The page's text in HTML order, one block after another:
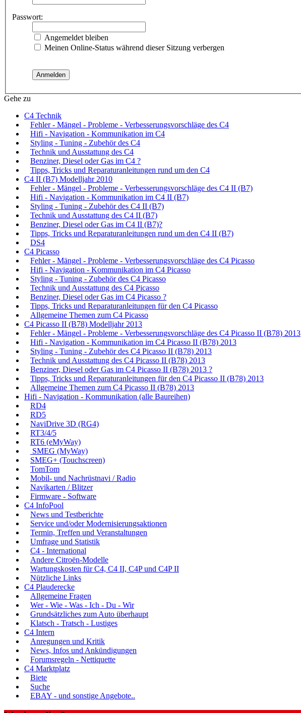
Passwort:
Angemeldet bleiben
Meinen Online-Status während dieser Sitzung verbergen
Gehe zu
C4 Technik
Fehler - Mängel - Probleme - Verbesserungsvorschläge des C4
Hifi - Navigation - Kommunikation im C4
Styling - Tuning - Zubehör des C4
Technik und Ausstattung des C4
Benziner, Diesel oder Gas im C4 ?
Tipps, Tricks und Reparaturanleitungen rund um den C4
C4 II (B7) Modelljahr 2010
Fehler - Mängel - Probleme - Verbesserungsvorschläge des C4 II (B7)
Hifi - Navigation - Kommunikation im C4 II (B7)
Styling - Tuning - Zubehör des C4 II (B7)
Technik und Ausstattung des C4 II (B7)
Benziner, Diesel oder Gas im C4 II (B7)?
Tipps, Tricks und Reparaturanleitungen rund um den C4 II (B7)
DS4
C4 Picasso
Fehler - Mängel - Probleme - Verbesserungsvorschläge des C4 Picasso
Hifi - Navigation - Kommunikation im C4 Picasso
Styling - Tuning - Zubehör des C4 Picasso
Technik und Ausstattung des C4 Picasso
Benziner, Diesel oder Gas im C4 Picasso ?
Tipps, Tricks und Reparaturanleitungen für den C4 Picasso
Allgemeine Themen zum C4 Picasso
C4 Picasso II (B78) Modelljahr 2013
Fehler - Mängel - Probleme - Verbesserungsvorschläge des C4 Picasso II (B78) 2013
Hifi - Navigation - Kommunikation im C4 Picasso II (B78) 2013
Styling - Tuning - Zubehör des C4 Picasso II (B78) 2013
Technik und Ausstattung des C4 Picasso II (B78) 2013
Benziner, Diesel oder Gas im C4 Picasso II (B78) 2013 ?
Tipps, Tricks und Reparaturanleitungen für den C4 Picasso II (B78) 2013
Allgemeine Themen zum C4 Picasso II (B78) 2013
Hifi - Navigation - Kommunikation (alle Baureihen)
RD4
RD5
NaviDrive 3D (RG4)
RT3/4/5
RT6 (eMyWay)
SMEG (MyWay)
SMEG+ (Touchscreen)
TomTom
Mobil- und Nachrüstnavi / Radio
Navikarten / Blitzer
Firmware - Software
C4 InfoPool
News und Testberichte
Service und/oder Modernisierungsaktionen
Termin, Treffen und Veranstaltungen
Umfrage und Statistik
C4 - International
Andere Citroën-Modelle
Wartungskosten für C4, C4 II, C4P und C4P II
Nützliche Links
C4 Plauderecke
Allgemeine Fragen
Wer - Wie - Was - Ich - Du - Wir
Grundsätzliches zum Auto überhaupt
Klatsch - Tratsch - Lustiges
C4 Intern
Anregungen und Kritik
News, Infos und Ankündigungen
Forumsregeln - Nettiquette
C4 Marktplatz
Biete
Suche
EBAY - und sonstige Angebote..